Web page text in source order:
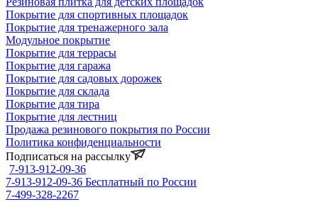
Покрытие для спортивных площадок
Покрытие для тренажерного зала
Модульное покрытие
Покрытие для террасы
Покрытие для гаража
Покрытие для садовых дорожек
Покрытие для склада
Покрытие для тира
Покрытие для лестниц
Продажа резинового покрытия по России
Политика конфиденциальности
Подписаться на рассылку
7-913-912-09-36
7-913-912-09-36 Бесплатный по России
7-499-328-2267